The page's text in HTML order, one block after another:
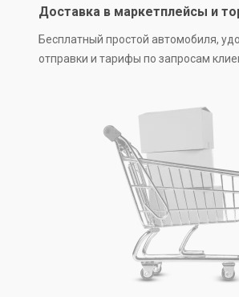
Доставка в маркетплейсы и
Бесплатный простой автомобиля,
отправки и тарифы по запросам